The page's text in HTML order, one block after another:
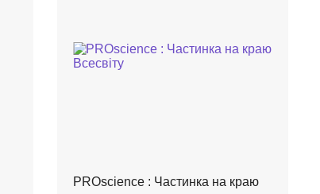
PROscience : Частинка на краю